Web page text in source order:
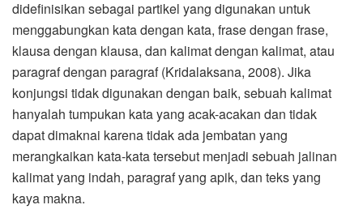
didefinisikan sebagai partikel yang digunakan untuk
menggabungkan kata dengan kata, frase dengan frase,
klausa dengan klausa, dan kalimat dengan kalimat, atau
paragraf dengan paragraf (Kridalaksana, 2008). Jika
konjungsi tidak digunakan dengan baik, sebuah kalimat
hanyalah tumpukan kata yang acak-acakan dan tidak
dapat dimaknai karena tidak ada jembatan yang
merangkaikan kata-kata tersebut menjadi sebuah jalinan
kalimat yang indah, paragraf yang apik, dan teks yang
kaya makna.